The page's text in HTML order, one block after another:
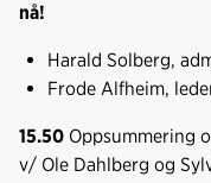
nå!
Harald Solberg,
Frode Alfheim,
15.50 Oppsummering
v/ Ole Dahlberg og